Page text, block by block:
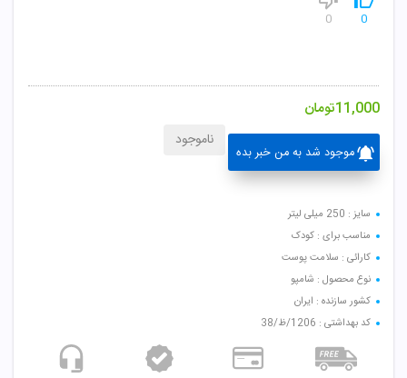
0
0
11,000تومان
موجود شد به من خبر بده
ناموجود
سایز : 250 میلی لیتر
مناسب برای : کودک
کارائی : سلامت پوست
نوع محصول : شامپو
کشور سازنده : ایران
کد بهداشتی : 1206/ظ/38